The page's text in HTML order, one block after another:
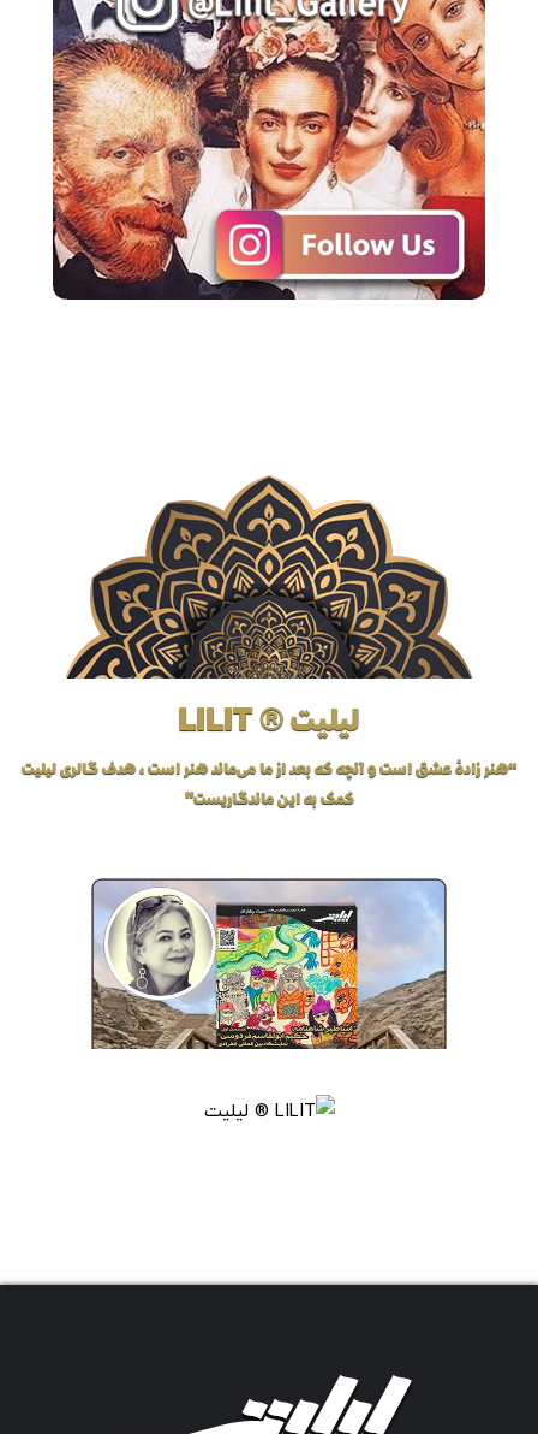
لیلیت ® LILIT
“هنر زادهٔ عشق است و آنچه که بعد از ما می‌ماند هنر است، هدف گالری لیلیت
کمک به این ماندگاریست”